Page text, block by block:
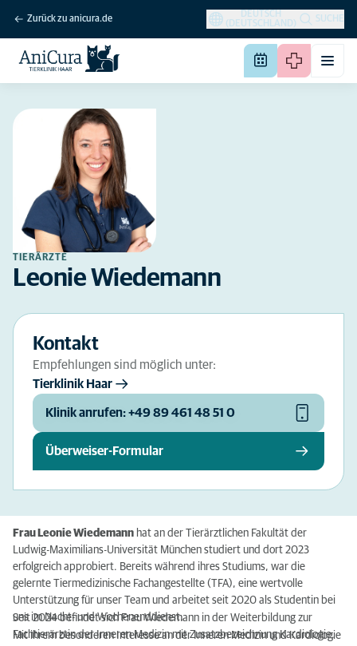
Zurück zu anicura.de
DEUTSCH
(DEUTSCHLAND)
SUCHE
TIERÄRZTE
Leonie Wiedemann
Kontakt
Empfehlungen sind möglich unter:
Tierklinik Haar
Klinik anrufen: +49 89 461 48 51 0
Überweiser-Formular
Frau Leonie Wiedemann hat an der Tierärztlichen Fakultät der
Ludwig-Maximilians-Universität München studiert und dort 2023
erfolgreich approbiert. Bereits während ihres Studiums, war die
gelernte Tiermedizinische Fachangestellte (TFA), eine wertvolle
Unterstützung für unser Team und arbeitet seit 2020 als Studentin bei
uns im Nacht- und Wochenenddienst.
Seit 2024 befindet sich Frau Wiedemann in der Weiterbildung zur
Fachtierärztin der Inneren Medizin mit Zusatzbezeichnung Kardiologie.
Mit ihrem besonderen Interesse an der Inneren Medizin und Kardiologie